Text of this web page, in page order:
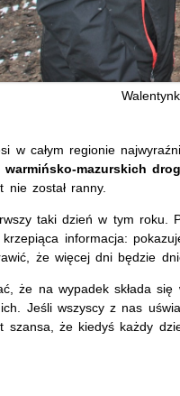
w całym regionie
mazurskich
nie został ranny.
taki dzień w tym roku.
krzepiąca informacja:
że więcej dni będzie
że na wypadek składa
Jeśli wszyscy z nas
szansa, że kiedyś każdy